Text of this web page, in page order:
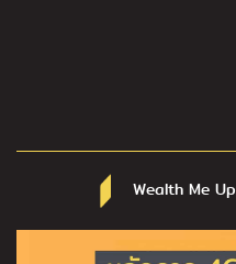
Wealth Me Up